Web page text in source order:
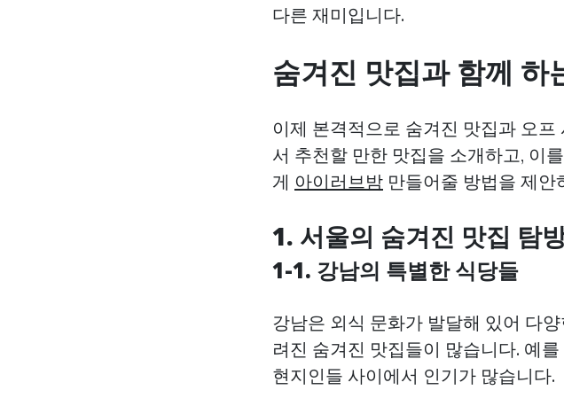
다른 재미입니다.
숨겨진 맛집과 함께 하
이제 본격적으로 숨겨진 맛집과 오
서 추천할 만한 맛집을 소개하고, 이
게 아이러브밤 만들어줄 방법을 제안
1. 서울의 숨겨진 맛집 탐
1-1. 강남의 특별한 식당들
강남은 외식 문화가 발달해 있어 다
려진 숨겨진 맛집들이 많습니다. 예
현지인들 사이에서 인기가 많습니다.